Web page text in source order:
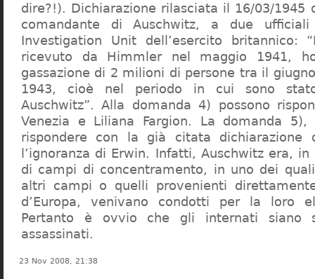
dire?!). Dichiarazione rilasciata il 16/03/1945
comandante di Auschwitz, a due
Investigation Unit dell’esercito britannico:
ricevuto da Himmler nel maggio 1941,
gassazione di 2 milioni di persone tra il
1943, cioè nel periodo in cui sono
Auschwitz”. Alla domanda 4) possono
Venezia e Liliana Fargion. La domanda
rispondere con la già citata dichiarazione
l’ignoranza di Erwin. Infatti, Auschwitz era,
di campi di concentramento, in uno dei
altri campi o quelli provenienti
d’Europa, venivano condotti per la loro
Pertanto è ovvio che gli internati siano
assassinati.
23 Nov 2008, 21:38